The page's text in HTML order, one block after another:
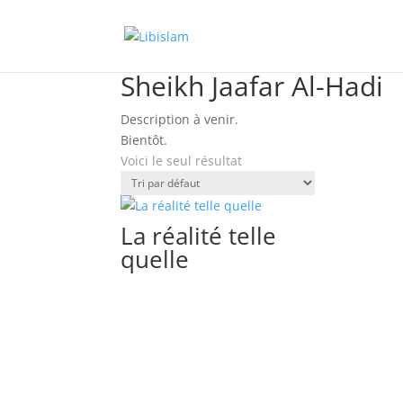
Sheikh Jaafar Al-Hadi
Description à venir.
Bientôt.
Voici le seul résultat
La réalité telle
quelle